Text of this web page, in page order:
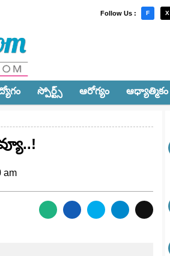
Follow Us : F X
స్పోర్ట్స్‌ ఆరోగ్యం ఆధ్యాత్మికం
am